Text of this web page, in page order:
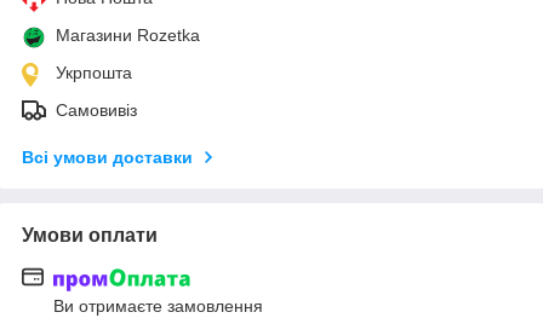
Магазини Rozetka
Укрпошта
Самовивіз
Всі умови доставки
Умови оплати
Ви отримаєте замовлення